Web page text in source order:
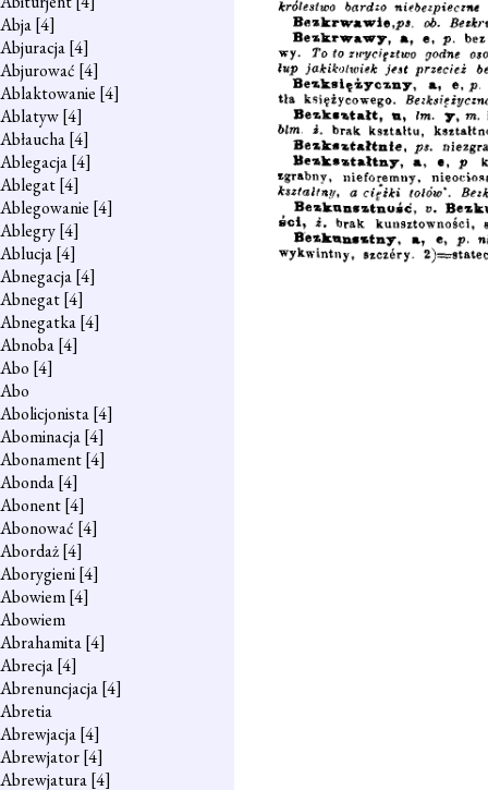
Abja[4]
Abjuracja[4]
Abjurować [4]
Ablaktowanie [4]
Ablatyw[4]
Abłaucha[4]
Ablegacja[4]
Ablegat[4]
Ablegowanie [4]
Ablegry[4]
Ablucja[4]
Abnegacja[4]
Abnegat[4]
Abnegatka[4]
Abnoba[4]
Abo [4]
Abo
Abolicjonista[4]
Abominacja[4]
Abonament[4]
Abonda[4]
Abonent[4]
Abonować [4]
Abordaż[4]
Aborygieni[4]
Abowiem[4]
Abowiem
Abrahamita[4]
Abrecja[4]
Abrenuncjacja[4]
Abretia
Abrewjacja[4]
Abrewjator[4]
Abrewjatura[4]